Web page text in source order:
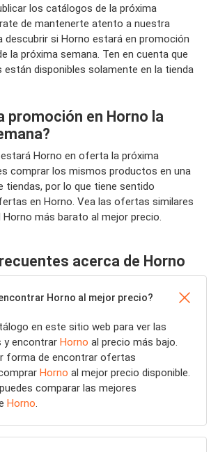
los catálogos de la próxima
de mantenerte atento a nuestra
descubrir si Horno estará en promoción
la próxima semana. Ten en cuenta que
disponibles solamente en la tienda
promoción en Horno la
Horno en oferta la próxima
comprar los mismos productos en una
tiendas, por lo que tiene sentido
en Horno. Vea las ofertas similares
más barato al mejor precio.
acerca de Horno
Horno al mejor precio?
en este sitio web para ver las
encontrar Horno al precio más bajo.
forma de encontrar ofertas
Horno al mejor precio disponible.
comparar las mejores
Horno